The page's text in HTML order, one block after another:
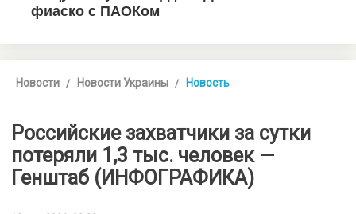
Новости Новости Украины Новость
Российские захватчики за сутки
потеряли 1,3 тыс. человек —
Генштаб (ИНФОГРАФИКА)